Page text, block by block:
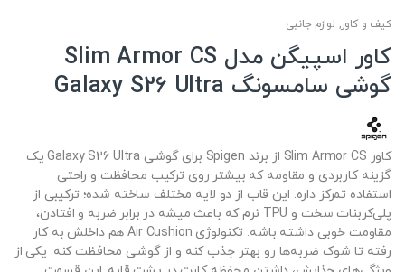
کیف و کاور, لوازم جانبی
کاور اسپیگن مدل Slim Armor CS
گوشی سامسونگ Galaxy S26 Ultra
کاور Slim Armor CS از برند Spigen برای گوشی Galaxy S26 Ultra یک
گزینه کاربردی و مقاومه که بیشتر روی ترکیب محافظت و راحتی
استفاده تمرکز داره. این قاب از دو لایه مختلف ساخته شده؛ ترکیبی از
پلی‌کربنات سخت و TPU نرم که باعث میشه در برابر ضربه و افتادن،
مقاومت خوبی داشته باشه. تکنولوژی Air Cushion هم داخلش به کار
رفته تا شوک ضربه‌ها رو بهتر جذب کنه و از گوشی محافظت کنه. یکی از